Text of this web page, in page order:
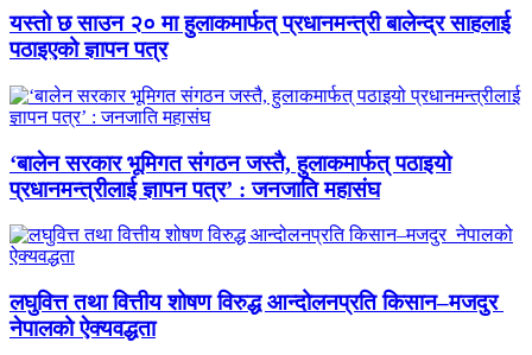
यस्तो छ साउन २० मा हुलाकमार्फत् प्रधानमन्त्री बालेन्द्र साहलाई
पठाइएको ज्ञापन पत्र
‘बालेन सरकार भूमिगत संगठन जस्तै, हुलाकमार्फत् पठाइयो
प्रधानमन्त्रीलाई ज्ञापन पत्र’ : जनजाति महासंघ
लघुवित्त तथा वित्तीय शोषण विरुद्ध आन्दोलनप्रति किसान–मजदुर
नेपालको ऐक्यवद्धता